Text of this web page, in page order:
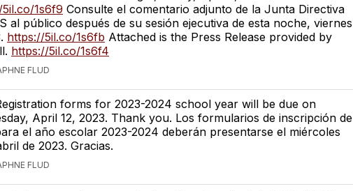
1s6f9 Consulte el comentario adjunto de la Junta Directiva
al público después de su sesión ejecutiva de esta noche, viernes
https://5il.co/1s6fb Attached is the Press Release provided by
https://5il.co/1s6f4
FLUD
forms for 2023-2024 school year will be due on
April 12, 2023. Thank you. Los formularios de inscripción de
el año escolar 2023-2024 deberán presentarse el miércoles
de 2023. Gracias.
FLUD